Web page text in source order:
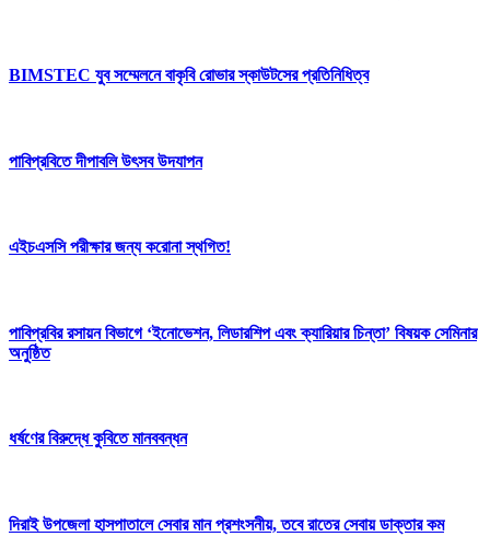
BIMSTEC যুব সম্মেলনে বাকৃবি রোভার স্কাউটসের প্রতিনিধিত্ব
পাবিপ্রবিতে দীপাবলি উৎসব উদযাপন
এইচএসসি পরীক্ষার জন্য করোনা স্থগিত!
পাবিপ্রবির রসায়ন বিভাগে ‘ইনোভেশন, লিডারশিপ এবং ক্যারিয়ার চিন্তা’ বিষয়ক সেমিনার
অনুষ্ঠিত
ধর্ষণের বিরুদ্ধে কুবিতে মানববন্ধন
দিরাই উপজেলা হাসপাতালে সেবার মান প্রশংসনীয়, তবে রাতের সেবায় ডাক্তার কম